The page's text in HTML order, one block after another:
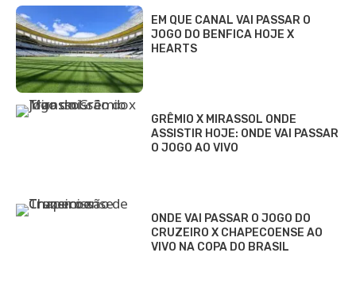
EM QUE CANAL VAI PASSAR O
JOGO DO BENFICA HOJE X
HEARTS
GRÊMIO X MIRASSOL ONDE
ASSISTIR HOJE: ONDE VAI PASSAR
O JOGO AO VIVO
ONDE VAI PASSAR O JOGO DO
CRUZEIRO X CHAPECOENSE AO
VIVO NA COPA DO BRASIL